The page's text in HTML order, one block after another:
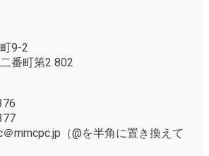
9-2
番町第2 802
mmcpc.jp（@を半角に置き換えて